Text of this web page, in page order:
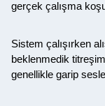
gerçek çalışma
Sistem çalışırken
beklenmedik
genellikle garip